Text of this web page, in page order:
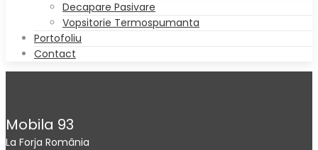
Decapare Pasivare
Vopsitorie Termospumanta
Portofoliu
Contact
Mobila 93
La Forja România